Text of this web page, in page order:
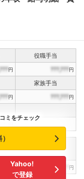
役職手当
円 ???,???円
家族手当
円 ???,???円
与
決算賞与
円 ???,??? 円
ミをチェック
Yahoo!
で登録